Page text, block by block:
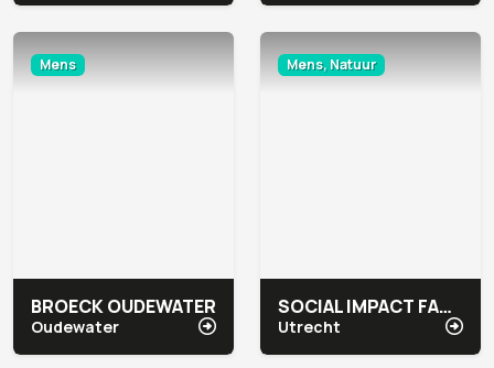
Mens
BROECK OUDEWATER
Oudewater
Mens, Natuur
SOCIAL IMPACT FACTORY
Utrecht